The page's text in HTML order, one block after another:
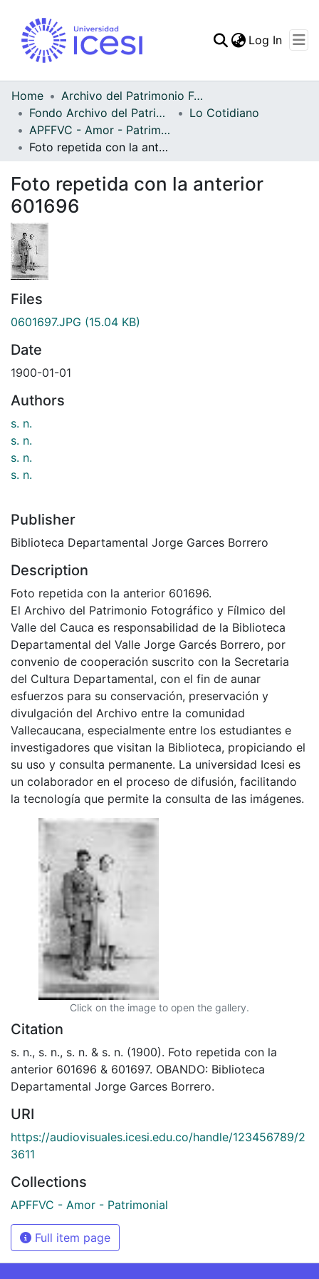
Statistics
Log In
Home
Archivo del Patrimonio Fotográfico y Fílmico del Valle del Cauca
Fondo Archivo del Patrimonio Fotográfico y Fílmico del Valle del Cauca
Lo Cotidiano
APFFVC - Amor - Patrimonial
Foto repetida con la anterior 601696
Foto repetida con la anterior
601696
Files
0601697.JPG (15.04 KB)
Date
1900-01-01
Authors
s. n.
s. n.
s. n.
s. n.
Publisher
Biblioteca Departamental Jorge Garces Borrero
Description
Foto repetida con la anterior 601696.
El Archivo del Patrimonio Fotográfico y Fílmico del
Valle del Cauca es responsabilidad de la Biblioteca
Departamental del Valle Jorge Garcés Borrero, por
convenio de cooperación suscrito con la Secretaria
del Cultura Departamental, con el fin de aunar
esfuerzos para su conservación, preservación y
divulgación del Archivo entre la comunidad
Vallecaucana, especialmente entre los estudiantes e
investigadores que visitan la Biblioteca, propiciando el
su uso y consulta permanente. La universidad Icesi es
un colaborador en el proceso de difusión, facilitando
la tecnología que permite la consulta de las imágenes.
Click on the image to open the gallery.
Citation
s. n., s. n., s. n. & s. n. (1900). Foto repetida con la
anterior 601696 & 601697. OBANDO: Biblioteca
Departamental Jorge Garces Borrero.
URI
https://audiovisuales.icesi.edu.co/handle/123456789/2
3611
Collections
APFFVC - Amor - Patrimonial
Full item page